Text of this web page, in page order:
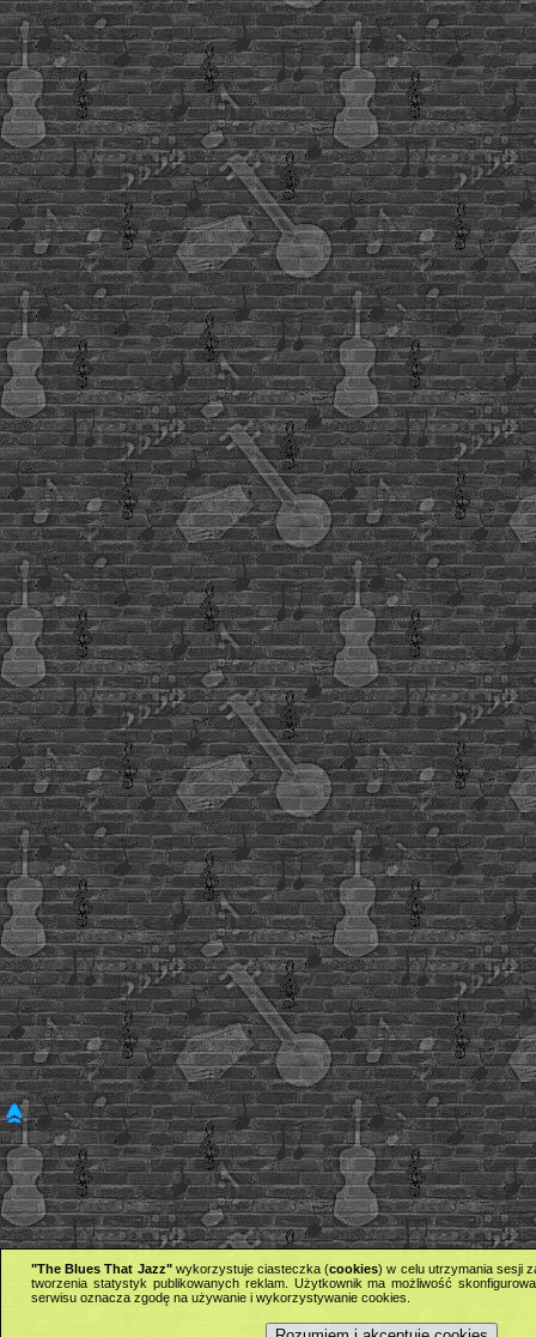
"The Blues That Jazz"wykorzystuje ciasteczka (cookies) w celu utrzymania sesji
tworzenia statystyk publikowanych reklam. Użytkownik ma możliwość
serwisu oznacza zgodę na używanie i wykorzystywanie cookies.